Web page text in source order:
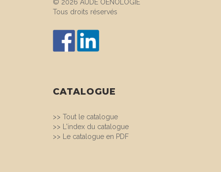
© 2026 AUDE OENOLOGIE
Tous droits réservés
CATALOGUE
>> Tout le catalogue
>> L'index du catalogue
>> Le catalogue en PDF